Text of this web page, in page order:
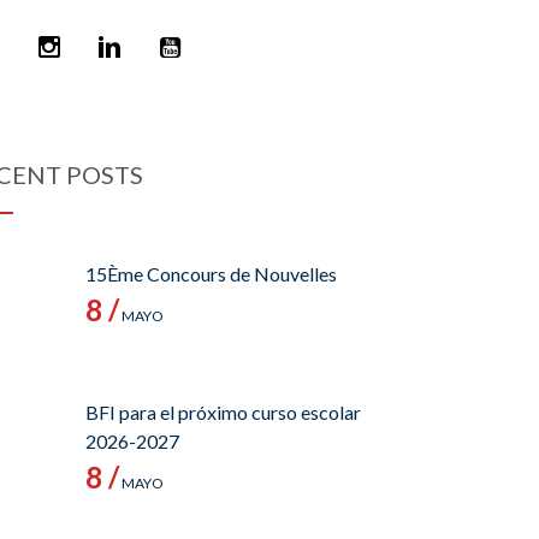
POSTS
15Ème Concours de Nouvelles
8 /MAYO
BFI para el próximo curso escolar
2026-2027
8 /MAYO